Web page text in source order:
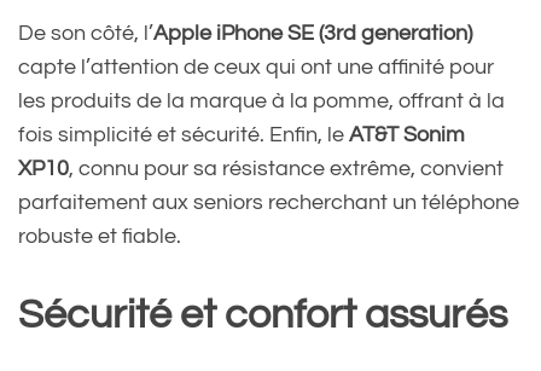
De son côté, l’Apple iPhone SE (3rd generation)
capte l’attention de ceux qui ont une affinité pour
les produits de la marque à la pomme, offrant à la
fois simplicité et sécurité. Enfin, le AT&T Sonim
XP10, connu pour sa résistance extrême, convient
parfaitement aux seniors recherchant un téléphone
robuste et fiable.
Sécurité et confort assurés